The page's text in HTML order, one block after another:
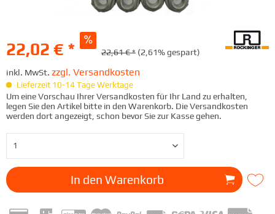
22,02 € * 22,61 € * (2,61% gespart)
inkl. MwSt. zzgl. Versandkosten
Lieferzeit 10-14 Tage Werktage
Um eine Vorschau Ihrer Versandkosten für Ihr Land zu erhalten,
legen Sie den Artikel bitte in den Warenkorb. Die Versandkosten
werden dort angezeigt, schon bevor Sie zur Kasse gehen.
In den Warenkorb